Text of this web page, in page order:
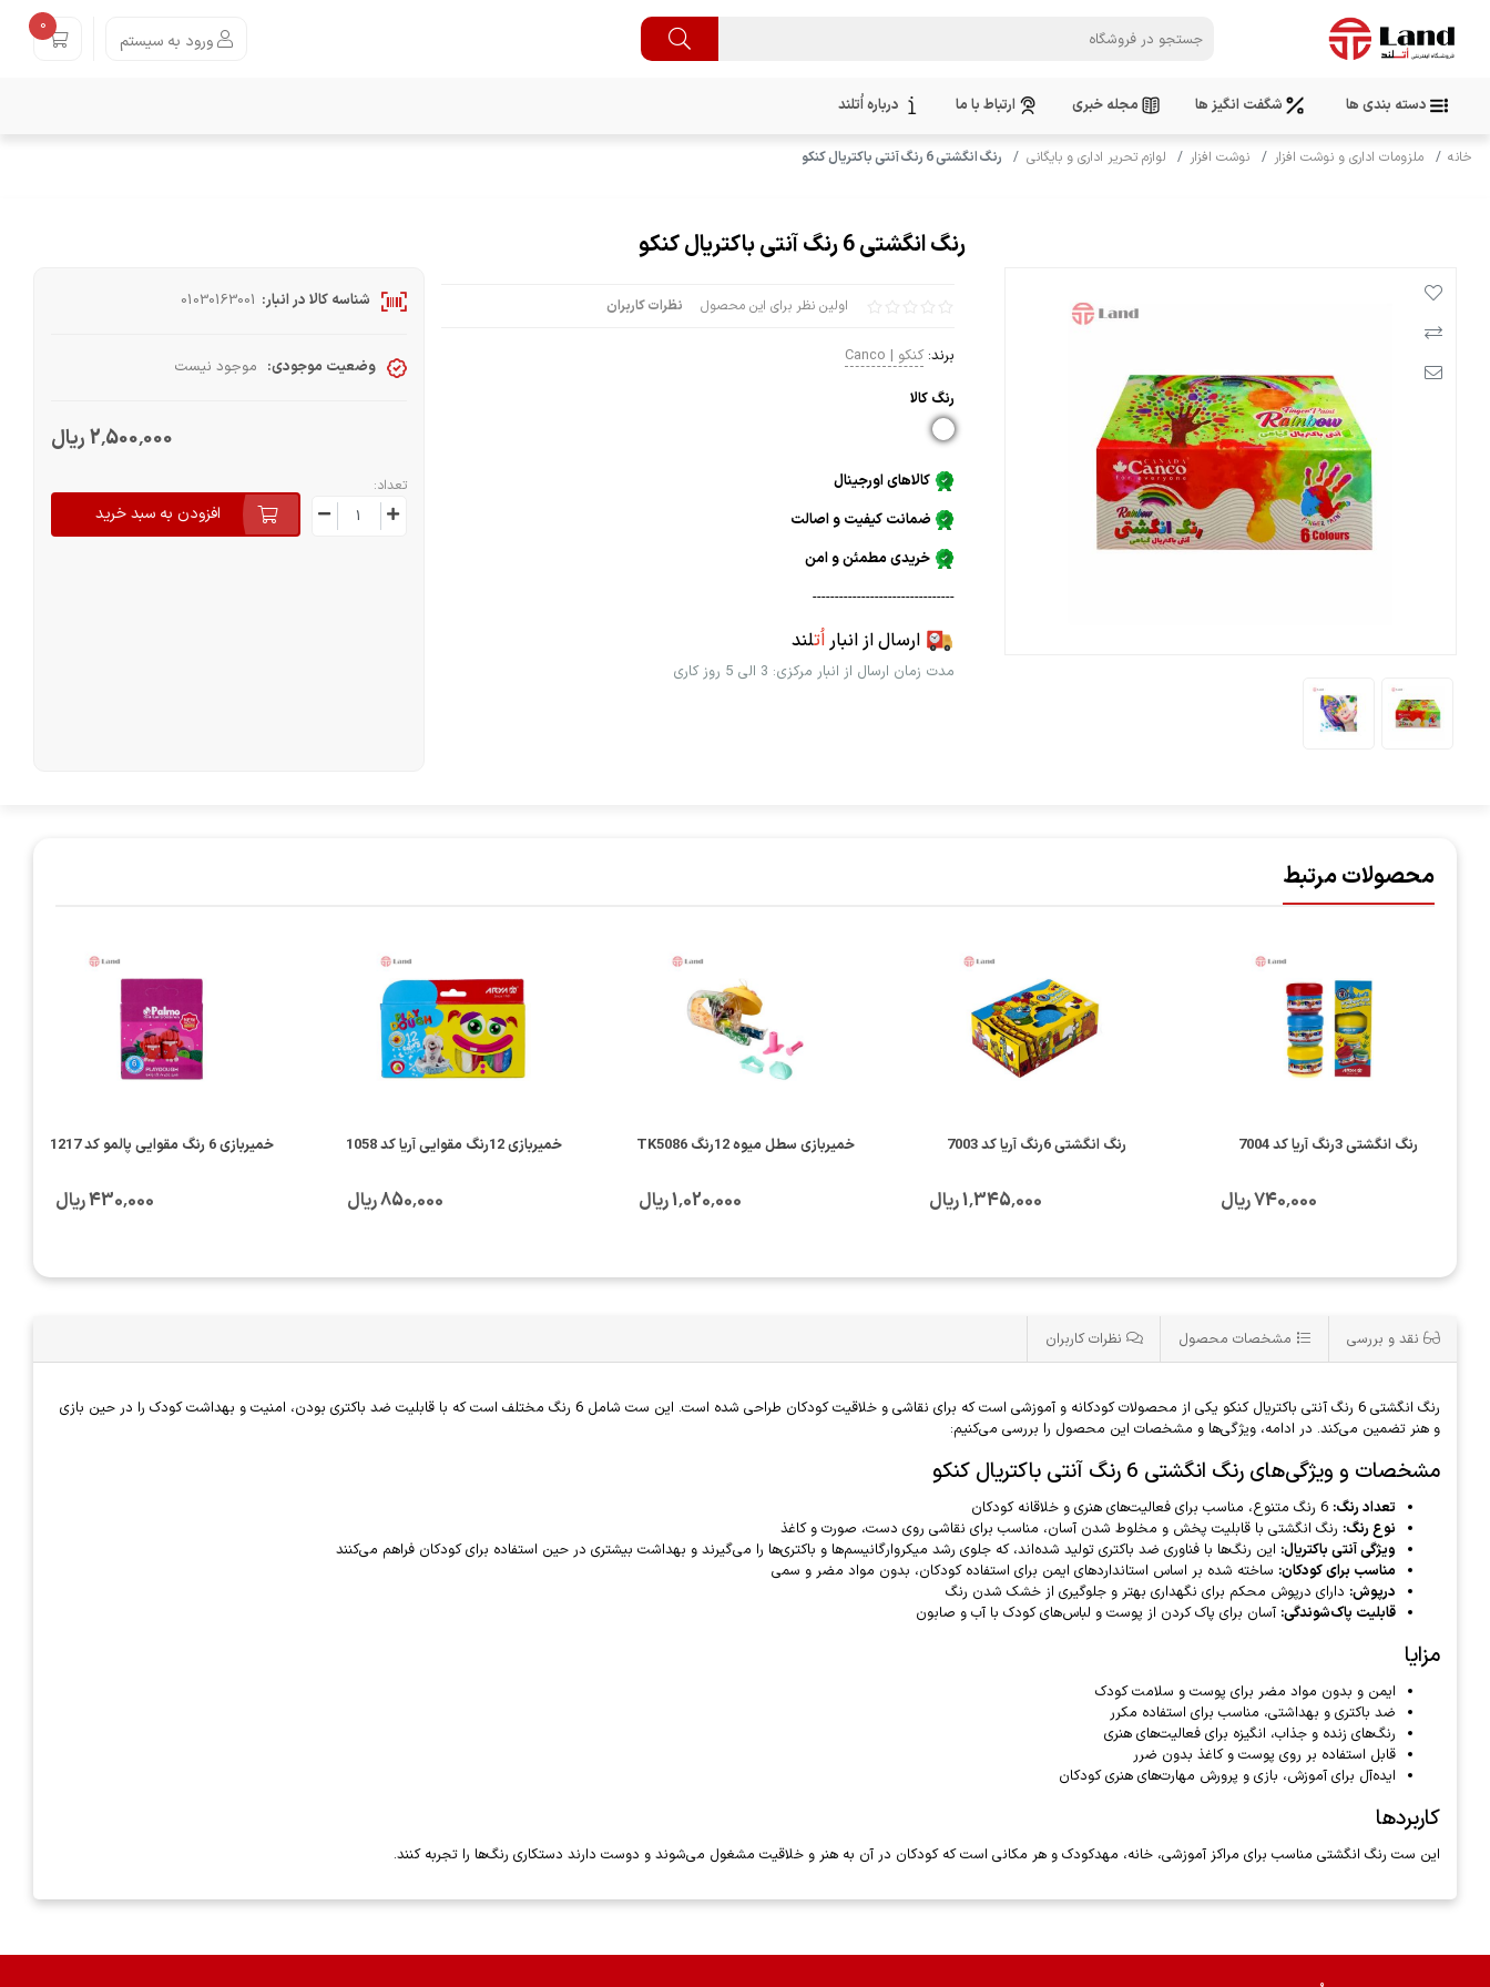
ورود به سیستم
0
دسته بندی ها شگفت انگیز ها مجله خبری ارتباط با ما درباره اُتلند
خانه ملزومات اداری و نوشت افزار نوشت افزار لوازم تحریر اداری و بایگانی رنگ انگشتی 6 رنگ آنتی باکتریال کنکو
رنگ انگشتی 6 رنگ آنتی باکتریال کنکو
اولین نظر برای این محصول نظرات کاربران
برند: کنکو | Canco
رنگ كالا
کالاهای اورجینال
ضمانت کیفیت و اصالت
خریدی مطمئن و امن
--------------------------------
ارسال از انباراُتلند
مدت زمان ارسال از انبار مرکزی: 3 الی 5 روز کاری
شناسه کالا در انبار: 01030163001
وضعیت موجودی: موجود نیست
2٬500٬000 ریال
تعداد:
افزودن به سبد خرید
محصولات مرتبط
رنگ انگشتی 3رنگ آریا کد 7004
740٬000 ریال
رنگ انگشتی 6رنگ آریا کد 7003
1٬345٬000 ریال
خمیربازی سطل میوه 12رنگ TK5086
1٬020٬000 ریال
خمیربازی 12رنگ مقوایی آریا کد 1058
850٬000 ریال
خمیربازی 6 رنگ مقوایی پالمو کد 1217
430٬000 ریال
نقد و بررسی مشخصات محصول نظرات کاربران
رنگ انگشتی 6 رنگ آنتی باکتریال کنکو یکی از محصولات کودکانه و آموزشی است که برای نقاشی و خلاقیت کودکان طراحی شده است. این ست شامل 6 رنگ مختلف است که با قابلیت ضد باکتری بودن، امنیت و بهداشت کودک را در حین بازی
و هنر تضمین می‌کند. در ادامه، ویژگی‌ها و مشخصات این محصول را بررسی می‌کنیم:
مشخصات و ویژگی‌های رنگ انگشتی 6 رنگ آنتی باکتریال کنکو
تعداد رنگ:
نوع رنگ: رنگ انگشتی با قابلیت پخش و مخلوط شدن آسان، مناسب برای نقاشی روی دست، صورت و کاغذ
ویژگی آنتی باکتریال: این رنگ‌ها با فناوری ضد باکتری تولید شده‌اند، که جلوی رشد میکروارگانیسم‌ها و باکتری‌ها را می‌گیرند و بهداشت بیشتری در حین استفاده برای کودکان فراهم می‌کنند
مناسب برای کودکان: ساخته شده بر اساس استانداردهای ایمن برای استفاده کودکان، بدون مواد مضر و سمی
درپوش: دارای درپوش محکم برای نگهداری بهتر و جلوگیری از خشک شدن رنگ
قابلیت پاک‌شوندگی: آسان برای پاک کردن از پوست و لباس‌های کودک با آب و صابون
مزایا
ایمن و بدون مواد مضر برای پوست و سلامت کودک
ضد باکتری و بهداشتی، مناسب برای استفاده مکرر
رنگ‌های زنده و جذاب، انگیزه برای فعالیت‌های هنری
قابل استفاده بر روی پوست و کاغذ بدون ضرر
ایده‌آل برای آموزش، بازی و پرورش مهارت‌های هنری کودکان
کاربردها
این ست رنگ انگشتی مناسب برای مراکز آموزشی، خانه، مهدکودک و هر مکانی است که کودکان در آن به هنر و خلاقیت مشغول می‌شوند و دوست دارند دستکاری رنگ‌ها را تجربه کنند.